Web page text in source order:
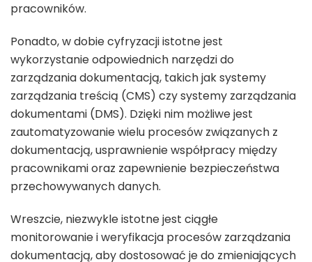
pracowników.
Ponadto, w dobie cyfryzacji istotne jest
wykorzystanie odpowiednich narzędzi do
zarządzania dokumentacją, takich jak systemy
zarządzania treścią (CMS) czy systemy zarządzania
dokumentami (DMS). Dzięki nim możliwe jest
zautomatyzowanie wielu procesów związanych z
dokumentacją, usprawnienie współpracy między
pracownikami oraz zapewnienie bezpieczeństwa
przechowywanych danych.
Wreszcie, niezwykle istotne jest ciągłe
monitorowanie i weryfikacja procesów zarządzania
dokumentacją, aby dostosować je do zmieniających